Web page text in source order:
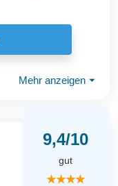
Mehr anzeigen ⏷
9,4/10
gut
★★★★